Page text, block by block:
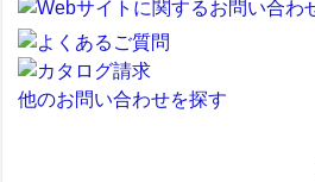
他のお問い合わせを探す